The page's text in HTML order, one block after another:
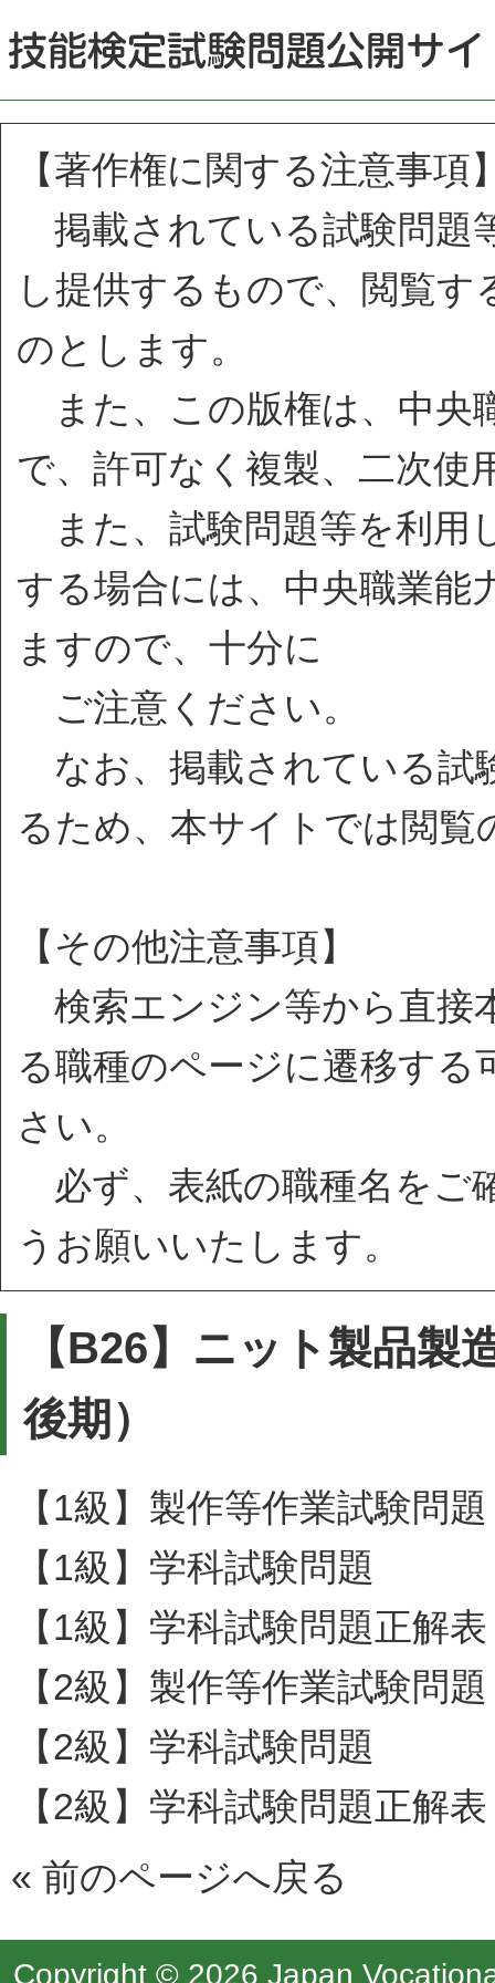
【著作権に関する注意事項
掲載されている試験問題
し提供するもので、閲覧
のとします。
また、この版権は、中央
で、許可なく複製、二次使
また、試験問題等を利用
する場合には、中央職業能
ますので、十分に
ご注意ください。
なお、掲載されている試
るため、本サイトでは閲
【その他注意事項】
検索エンジン等から直接
る職種のページに遷移す
さい。
必ず、表紙の職種名をご
うお願いいたします。
【B26】ニット製品製
後期）
【1級】製作等作業試験問題
【1級】学科試験問題
【1級】学科試験問題正解表
【2級】製作等作業試験問題
【2級】学科試験問題
【2級】学科試験問題正解表
« 前のページへ戻る
Copyright © 2026 Japan